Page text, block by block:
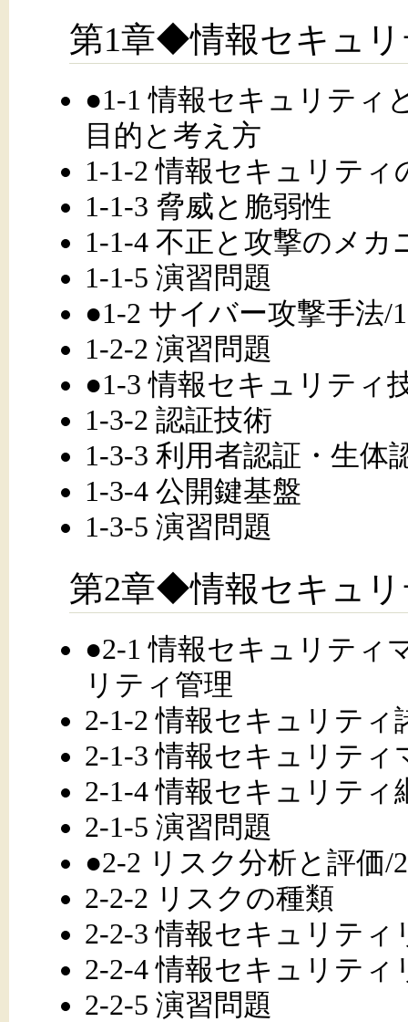
第1章◆情報セキュ
●1-1 情報セキュリティ
目的と考え方
1-1-2 情報セキュリティ
1-1-3 脅威と脆弱性
1-1-4 不正と攻撃のメカ
1-1-5 演習問題
●1-2 サイバー攻撃手法/
1-2-2 演習問題
●1-3 情報セキュリティ
1-3-2 認証技術
1-3-3 利用者認証・生体
1-3-4 公開鍵基盤
1-3-5 演習問題
第2章◆情報セキュ
●2-1 情報セキュリティ
リティ管理
2-1-2 情報セキュリティ
2-1-3 情報セキュリテ
2-1-4 情報セキュリティ
2-1-5 演習問題
●2-2 リスク分析と評価/
2-2-2 リスクの種類
2-2-3 情報セキュリテ
2-2-4 情報セキュリティ
2-2-5 演習問題